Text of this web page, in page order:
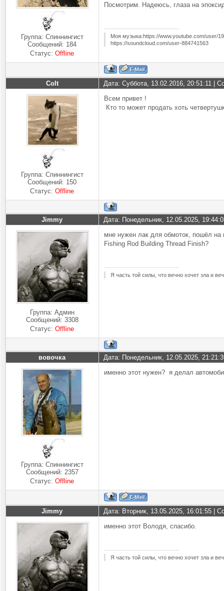
Группа: Спиннингист
Сообщений: 184
Статус:Offline
Посмотрим. Надеюсь, глаза на
Моя музыка:https://www.youtube.com/user/
https://soundcloud.com/user-884741563
Colt Дата: Суббота, 13.02.2016, 20:51:11 |
Группа: Спиннингист
Сообщений: 150
Статус:Offline
Всем привет !
Кто то может продать хоть
Jimmy Дата: Понедельник, 12.05.2025,
Группа: Админ
Сообщений: 3308
Статус:Offline
мне нужен лак для обмоток, пошёл на
Fishing Rod Building Thread Finish?
Я часть той силы, что вечно хочет зла и
вовочка Дата: Понедельник, 12.05.2025,
Группа: Спиннингист
Сообщений: 2357
Статус:Offline
именно этот нужен? я делал
Jimmy Дата: Вторник, 13.05.2025, 16:01:55 |
именно этот Володя, спасибо.
Я часть той силы, что вечно хочет зла и